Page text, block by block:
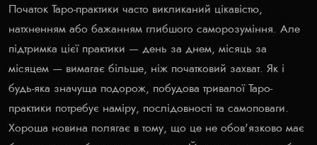
Початок Таро-практики часто викликаний цікавістю,
натхненням або бажанням глибшого саморозуміння. Але
підтримка цієї практики — день за днем, місяць за
місяцем — вимагає більше, ніж початковий захват. Як і
будь-яка значуща подорож, побудова тривалої Таро-
практики потребує наміру, послідовності та самоповаги.
Хороша новина полягає в тому, що це не обов'язково має